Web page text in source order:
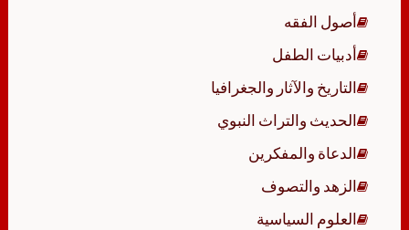
أصول الفقه
أدبيات الطفل
التاريخ والآثار والجغرافيا
الحديث والتراث النبوي
الدعاة والمفكرين
الزهد والتصوف
العلوم السياسية